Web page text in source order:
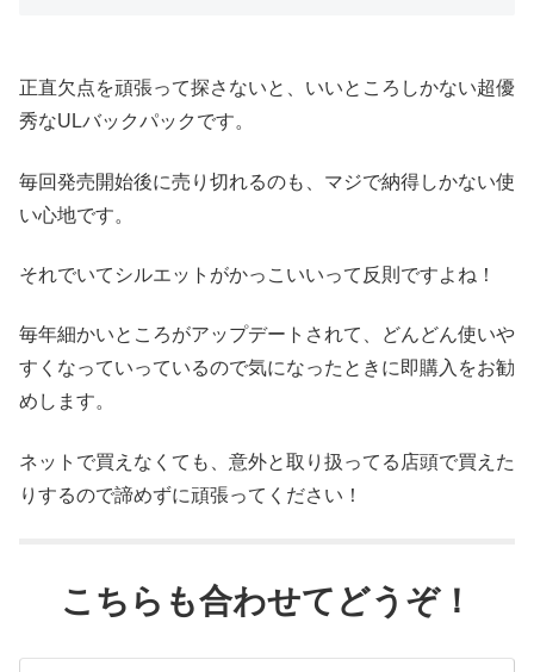
正直欠点を頑張って探さないと、いいところしかない超優
秀なULバックパックです。
毎回発売開始後に売り切れるのも、マジで納得しかない使
い心地です。
それでいてシルエットがかっこいいって反則ですよね！
毎年細かいところがアップデートされて、どんどん使いや
すくなっていっているので気になったときに即購入をお勧
めします。
ネットで買えなくても、意外と取り扱ってる店頭で買えた
りするので諦めずに頑張ってください！
こちらも合わせてどうぞ！